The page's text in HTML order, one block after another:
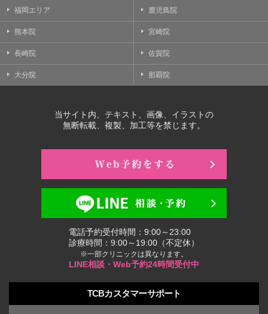
福岡エリア 鹿児島院
熊本院 宮崎院
長崎院 佐賀院
大分院 那覇院
当サイト内、テキスト、画像、イラストの
無断転載、複製、加工等を禁じます。
電話予約受付時間：9:00～23:00
診療時間：9:00～19:00（不定休）
※一部クリニックは異なります。
LINE相談・Web予約24時間受付中
TCBカスタマーサポート